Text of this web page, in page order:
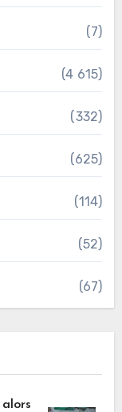
(7)
(4 615)
(332)
(625)
(114)
(52)
(67)